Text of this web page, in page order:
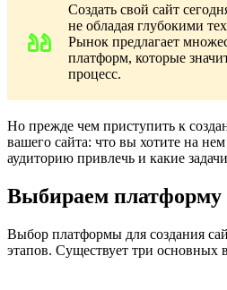
Создать свой сайт
не обладая глубокими
Рынок предлагает
платформ, которые
процесс.
Но прежде чем приступить к
вашего сайта: что вы хотите на
аудиторию привлечь и какие
Выбираем платформу
Выбор платформы для создания
этапов. Существует три основных